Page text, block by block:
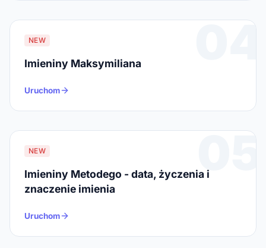
04
NEW
Imieniny Maksymiliana
Uruchom
05
NEW
Imieniny Metodego - data, życzenia i
znaczenie imienia
Uruchom